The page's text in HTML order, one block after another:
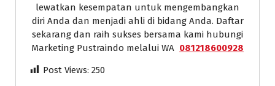
lewatkan kesempatan untuk mengembangkan
diri Anda dan menjadi ahli di bidang Anda. Daftar
sekarang dan raih sukses bersama kami hubungi
Marketing Pustraindo melalui WA 081218600928
Post Views: 250